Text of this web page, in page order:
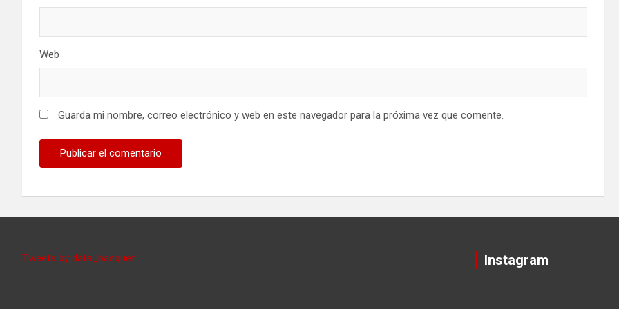
Web
Guarda mi nombre, correo electrónico y web en este navegador para la próxima vez que comente.
Tweets by data_basquet Instagram